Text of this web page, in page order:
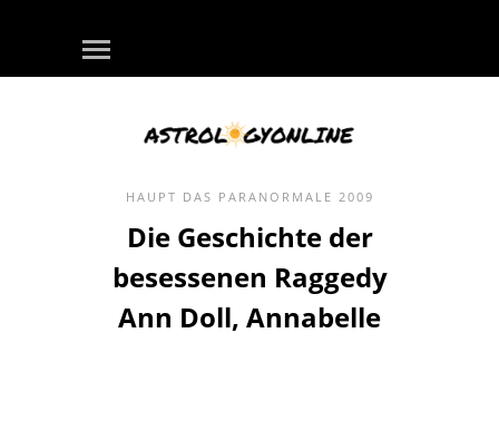
HAUPT DAS PARANORMALE 2009
Die Geschichte der
besessenen Raggedy
Ann Doll, Annabelle